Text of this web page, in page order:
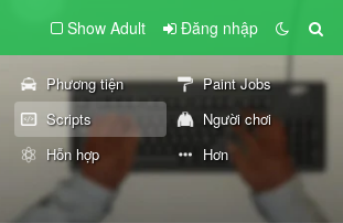
Show Adult Đăng nhập
Phương tiện
Paint Jobs
Scripts
Người chơi
Hỗn hợp Hơn